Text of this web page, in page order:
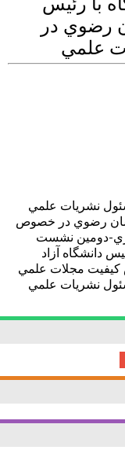
رضوي در
علمي
نشريات علمي
رضوي در خصوص
دومين نشست
دانشگاه آزاد
مجلات علمي
نشريات علمي